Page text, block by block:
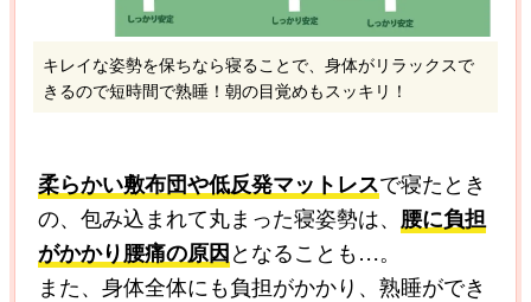
キレイな姿勢を保ちなら寝ることで、身体がリラックスで
きるので短時間で熟睡！朝の目覚めもスッキリ！
柔らかい敷布団や低反発マットレスで寝たとき
の、包み込まれて丸まった寝姿勢は、 腰に負担
がかかり腰痛の原因となることも…。
また、身体全体にも負担がかかり、熟睡ができ